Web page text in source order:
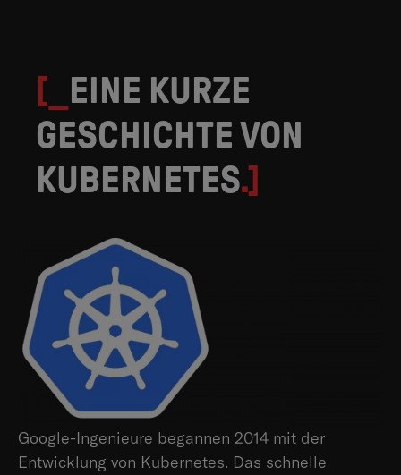
[_ EINE KURZE
GESCHICHTE VON
KUBERNETES.]
Google-Ingenieure begannen 2014 mit der
Entwicklung von Kubernetes. Das schnelle